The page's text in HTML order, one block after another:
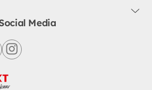
Media
instagram